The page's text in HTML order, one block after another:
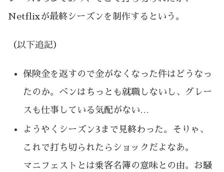
Netflixが最終シーズンを制作するという。
（以下追記）
保険金を返すので金がなくなった件はどうなっ
たのか。ベンはちっとも就職しないし、グレー
スも仕事している気配がない…
ようやくシーズン3まで見終わった。そりゃ、
これで打ち切られたらショックだよなあ。
マニフェストとは乗客名簿の意味との由。お騒